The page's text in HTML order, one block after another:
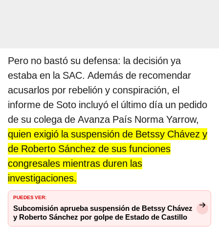
Pero no bastó su defensa: la decisión ya
estaba en la SAC. Además de recomendar
acusarlos por rebelión y conspiración, el
informe de Soto incluyó el último día un pedido
de su colega de Avanza País Norma Yarrow,
quien exigió la suspensión de Betssy Chávez y
de Roberto Sánchez de sus funciones
congresales mientras duren las
investigaciones.
PUEDES VER:
Subcomisión aprueba suspensión de Betssy Chávez
y Roberto Sánchez por golpe de Estado de Castillo